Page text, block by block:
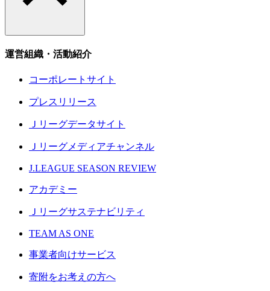
運営組織・活動紹介
コーポレートサイト
プレスリリース
Ｊリーグデータサイト
Ｊリーグメディアチャンネル
J.LEAGUE SEASON REVIEW
アカデミー
Ｊリーグサステナビリティ
TEAM AS ONE
事業者向けサービス
寄附をお考えの方へ